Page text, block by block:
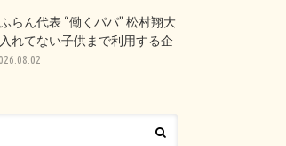
らん代表 “働くパパ” 松村翔大
れてない子供まで利用する企